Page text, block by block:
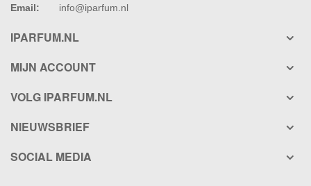
Email:
info@iparfum.nl
IPARFUM.NL
MIJN ACCOUNT
VOLG IPARFUM.NL
NIEUWSBRIEF
SOCIAL MEDIA